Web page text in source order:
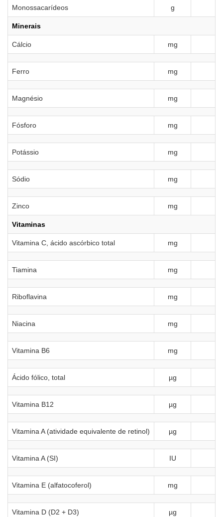
Monossacarídeos g
Minerais
Cálcio mg
Ferro mg
Magnésio mg
Fósforo mg
Potássio mg
Sódio mg
Zinco mg
Vitaminas
Vitamina C, ácido ascórbico total mg
Tiamina mg
Riboflavina mg
Niacina mg
Vitamina B6 mg
Ácido fólico, total µg
Vitamina B12 µg
Vitamina A (atividade equivalente de retinol) µg
Vitamina A (SI) IU
Vitamina E (alfatocoferol) mg
Vitamina D (D2 + D3) µg